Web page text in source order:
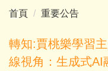
首頁 重要公告
轉知:賈桃樂學習
線視角：生成式AI